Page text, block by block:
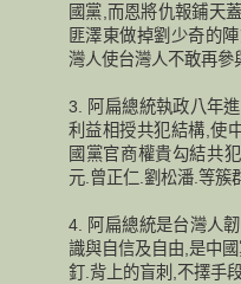
國黨,而恩將仇報鋪天
匪澤東做掉劉少奇的
灣人使台灣人不敢再參
3. 阿扁總統執政八年
利益相授共犯結構,使
國黨官商權貴勾結共
元.曾正仁.劉松潘.等簇
4. 阿扁總統是台灣人
識與自信及自由,是中
釘.背上的盲刺,不擇手